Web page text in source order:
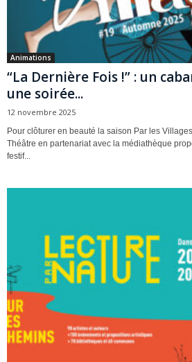
Animations
“La Dernière Fois !” : un
une soirée...
12 novembre 2025
Pour clôturer en beauté la saison Par les
Théâtre en partenariat avec la médiathèque
festif...